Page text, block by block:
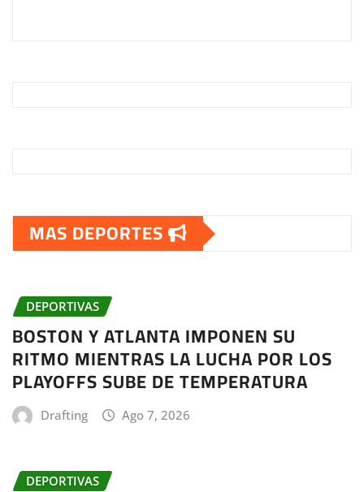
MAS DEPORTES
DEPORTIVAS
BOSTON Y ATLANTA IMPONEN SU
RITMO MIENTRAS LA LUCHA POR LOS
PLAYOFFS SUBE DE TEMPERATURA
Drafting Ago 7, 2026
DEPORTIVAS